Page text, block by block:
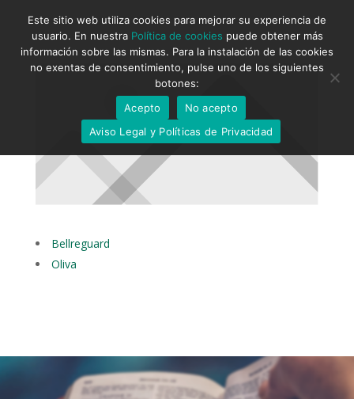
Bellreguard
Oliva
Este sitio web utiliza cookies para mejorar su experiencia de
usuario. En nuestra Política de cookies puede obtener más
información sobre las mismas. Para la instalación de las cookies
no exentas de consentimiento, pulse uno de los siguientes
botones:
Acepto
No acepto
Aviso Legal y Políticas de Privacidad